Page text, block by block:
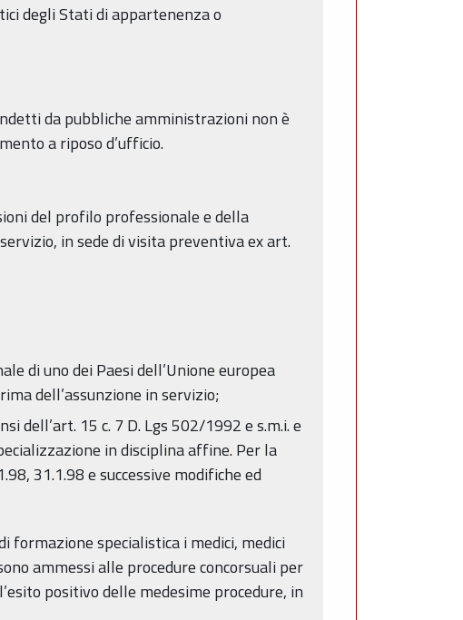
degli Stati di appartenenza o
da pubbliche amministrazioni non è
a riposo d’ufficio.
del profilo professionale e della
in sede di visita preventiva ex art.
di uno dei Paesi dell’Unione europea
dell’assunzione in servizio;
dell’art. 15 c. 7 D. Lgs 502/1992 e s.m.i. e
in disciplina affine. Per la
31.1.98 e successive modifiche ed
formazione specialistica i medici, medici
ammessi alle procedure concorsuali per
positivo delle medesime procedure, in